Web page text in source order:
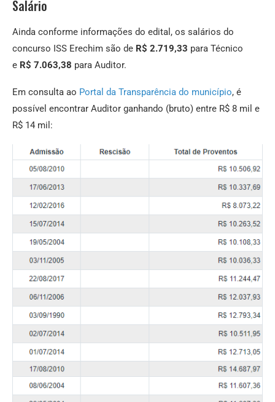
Salário
Ainda conforme informações do edital, os salários do
concurso ISS Erechim são de R$ 2.719,33 para Técnico
e R$ 7.063,38 para Auditor.
Em consulta ao Portal da Transparência do município, é
possível encontrar Auditor ganhando (bruto) entre R$ 8 mil e
R$ 14 mil: